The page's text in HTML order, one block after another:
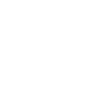
wie Asbest,
Teile der Oberpfalz.
gerne per